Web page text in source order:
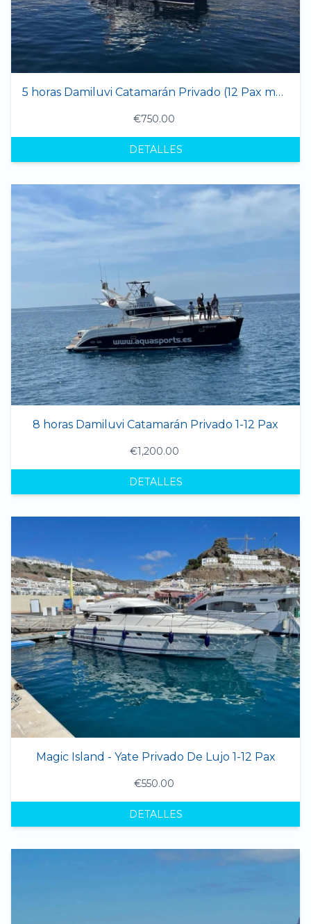
5 horas Damiluvi Catamarán Privado (12 Pax max.)
€750.00
DETALLES
8 horas Damiluvi Catamarán Privado 1-12 Pax
€1,200.00
DETALLES
Magic Island - Yate Privado De Lujo 1-12 Pax
€550.00
DETALLES